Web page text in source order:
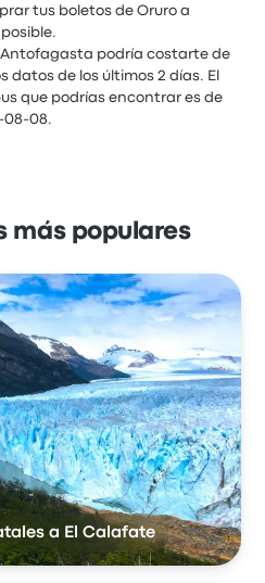
tus boletos de Oruro a
Antofagasta podría costarte de
datos de los últimos 2 días. El
que podrías encontrar es de
08-08.
más populares
a El Calafate